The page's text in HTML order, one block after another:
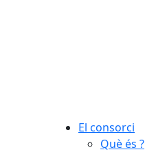
El consorci
Què és ?